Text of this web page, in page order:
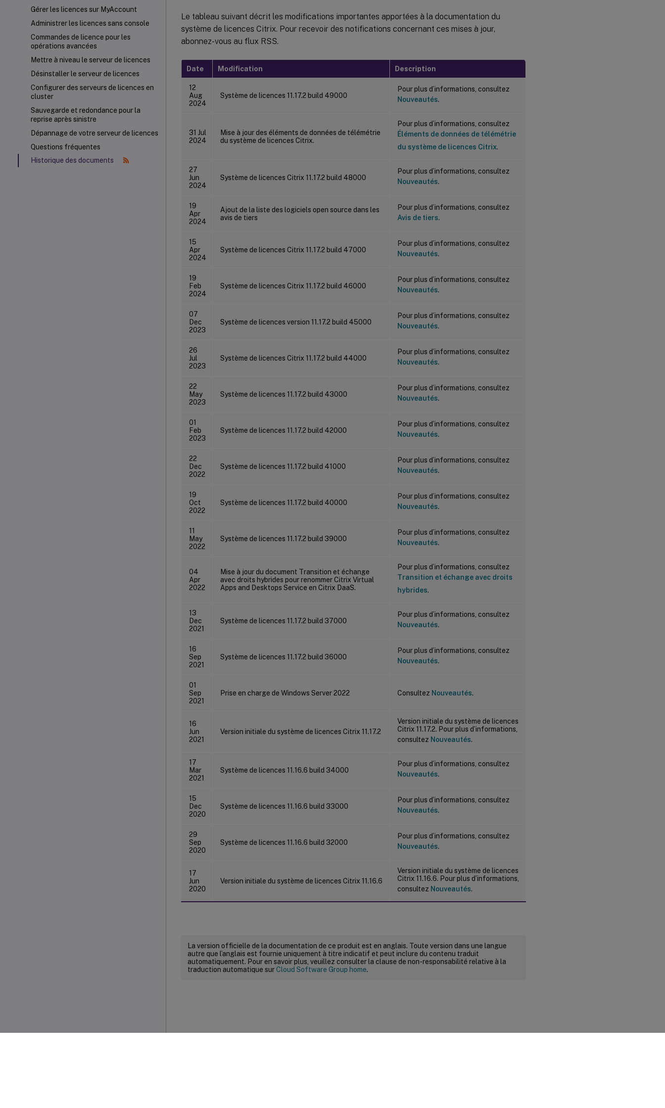
Gérer les licences sur MyAccount
Administrer les licences sans console
Commandes de licence pour les
opérations avancées
Mettre à niveau le serveur de licences
Désinstaller le serveur de licences
Configurer des serveurs de licences en
cluster
Sauvegarde et redondance pour la
reprise après sinistre
Dépannage de votre serveur de licences
Questions fréquentes
Historique des documents
Le tableau suivant décrit les modifications importantes apportées à la documentation du
système de licences Citrix. Pour recevoir des notifications concernant ces mises à jour,
abonnez-vous au flux RSS.
Date Modification Description
12
Aug
2024
Système de licences 11.17.2 build 49000
Pour plus d’informations, consultez
Nouveautés.
31 Jul
2024
Mise à jour des éléments de données de télémétrie
du système de licences Citrix.
Pour plus d’informations, consultez
Éléments de données de télémétrie
du système de licences Citrix.
27
Jun
2024
Système de licences Citrix 11.17.2 build 48000
Pour plus d’informations, consultez
Nouveautés.
19
Apr
2024
Ajout de la liste des logiciels open source dans les
avis de tiers
Pour plus d’informations, consultez
Avis de tiers.
15
Apr
2024
Système de licences Citrix 11.17.2 build 47000
Pour plus d’informations, consultez
Nouveautés.
19
Feb
2024
Système de licences Citrix 11.17.2 build 46000
Pour plus d’informations, consultez
Nouveautés.
07
Dec
2023
Système de licences version 11.17.2 build 45000
Pour plus d’informations, consultez
Nouveautés.
26
Jul
2023
Système de licences Citrix 11.17.2 build 44000
Pour plus d’informations, consultez
Nouveautés.
22
May
2023
Système de licences 11.17.2 build 43000
Pour plus d’informations, consultez
Nouveautés.
01
Feb
2023
Système de licences 11.17.2 build 42000
Pour plus d’informations, consultez
Nouveautés.
22
Dec
2022
Système de licences 11.17.2 build 41000
Pour plus d’informations, consultez
Nouveautés.
19
Oct
2022
Système de licences 11.17.2 build 40000
Pour plus d’informations, consultez
Nouveautés.
11
May
2022
Système de licences 11.17.2 build 39000
Pour plus d’informations, consultez
Nouveautés.
04
Apr
2022
Mise à jour du document Transition et échange
avec droits hybrides pour renommer Citrix Virtual
Apps and Desktops Service en Citrix DaaS.
Pour plus d’informations, consultez
Transition et échange avec droits
hybrides.
13
Dec
2021
Système de licences 11.17.2 build 37000
Pour plus d’informations, consultez
Nouveautés.
16
Sep
2021
Système de licences 11.17.2 build 36000
Pour plus d’informations, consultez
Nouveautés.
01
Sep
2021
Prise en charge de Windows Server 2022 Consultez Nouveautés.
16
Jun
2021
Version initiale du système de licences Citrix 11.17.2
Version initiale du système de licences
Citrix 11.17.2. Pour plus d’informations,
consultez Nouveautés.
17
Mar
2021
Système de licences 11.16.6 build 34000
Pour plus d’informations, consultez
Nouveautés.
15
Dec
2020
Système de licences 11.16.6 build 33000
Pour plus d’informations, consultez
Nouveautés.
29
Sep
2020
Système de licences 11.16.6 build 32000
Pour plus d’informations, consultez
Nouveautés.
17
Jun
2020
Version initiale du système de licences Citrix 11.16.6
Version initiale du système de licences
Citrix 11.16.6. Pour plus d’informations,
consultez Nouveautés.
La version officielle de la documentation de ce produit est en anglais. Toute version dans une langue
autre que l’anglais est fournie uniquement à titre indicatif et peut inclure du contenu traduit
automatiquement. Pour en savoir plus, veuillez consulter la clause de non-responsabilité relative à la
traduction automatique surCloud Software Group home.